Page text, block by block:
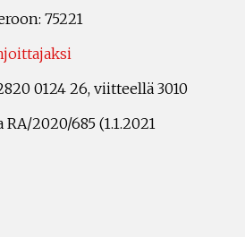
75221
0124 26, viitteellä 3010
2020/685 (1.1.2021